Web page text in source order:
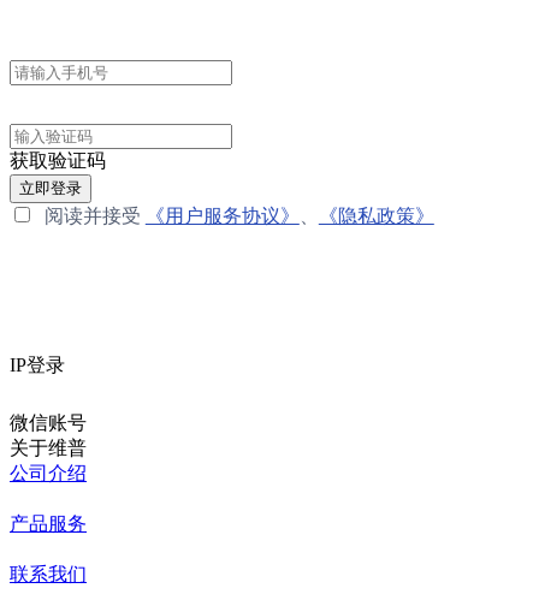
获取验证码
立即登录
阅读并接受 《用户服务协议》 《隐私政策》
IP登录
微信账号
关于维普
公司介绍
产品服务
联系我们